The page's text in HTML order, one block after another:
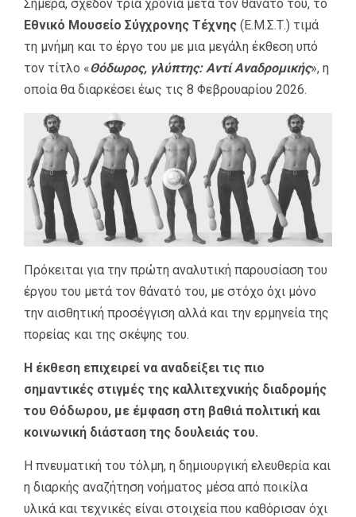
Σήμερα, σχεδόν τρία χρόνια μετά τον θάνατό του, το
Εθνικό Μουσείο Σύγχρονης Τέχνης (Ε.Μ.Σ.Τ.) τιμά
τη μνήμη και το έργο του με μια μεγάλη έκθεση υπό
τον τίτλο «Θόδωρος, γλύπτης: Αντί Αναδρομικής», η
οποία θα διαρκέσει έως τις 8 Φεβρουαρίου 2026.
Πρόκειται για την πρώτη αναλυτική παρουσίαση του
έργου του μετά τον θάνατό του, με στόχο όχι μόνο
την αισθητική προσέγγιση αλλά και την ερμηνεία της
πορείας και της σκέψης του.
Η έκθεση επιχειρεί να αναδείξει τις πιο
σημαντικές στιγμές της καλλιτεχνικής διαδρομής
του Θόδωρου, με έμφαση στη βαθιά πολιτική και
κοινωνική διάσταση της δουλειάς του.
Η πνευματική του τόλμη, η δημιουργική ελευθερία και
η διαρκής αναζήτηση νοήματος μέσα από ποικίλα
υλικά και τεχνικές είναι στοιχεία που καθόρισαν όχι